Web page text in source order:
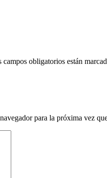
campos obligatorios están
para la próxima vez